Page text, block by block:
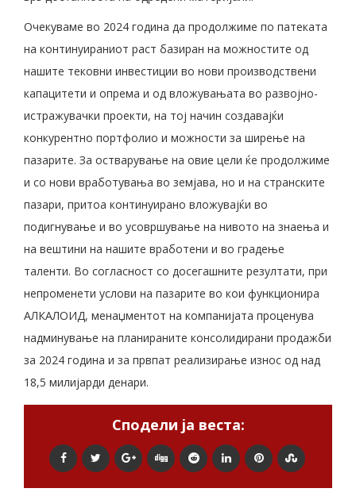
Очекуваме во 2024 година да продолжиме по патеката
на континуираниот раст базиран на можностите од
нашите тековни инвестиции во нови производствени
капацитети и опрема и од вложувањата во развојно-
истражувачки проекти, на тој начин создавајќи
конкурентно портфолио и можности за ширење на
пазарите. За остварување на овие цели ќе продолжиме
и со нови вработувања во земјава, но и на странските
пазари, притоа континуирано вложувајќи во
подигнување и во усовршување на нивото на знаења и
на вештини на нашите вработени и во градење
таленти. Во согласност со досегашните резултати, при
непроменети услови на пазарите во кои функционира
АЛКАЛОИД, менаџментот на компанијата проценува
надминување на планираните консолидирани продажби
за 2024 година и за првпат реализирање износ од над
18,5 милијарди денари.
Сподели ја веста: